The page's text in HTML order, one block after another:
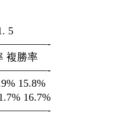
5
複勝率
15.8%
16.7%